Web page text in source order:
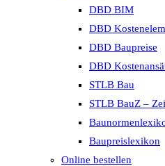
DBD BIM
DBD
DBD Baupreise
DBD
STLB Bau
STLB BauZ –
Baupreislexikon
Online bestellen